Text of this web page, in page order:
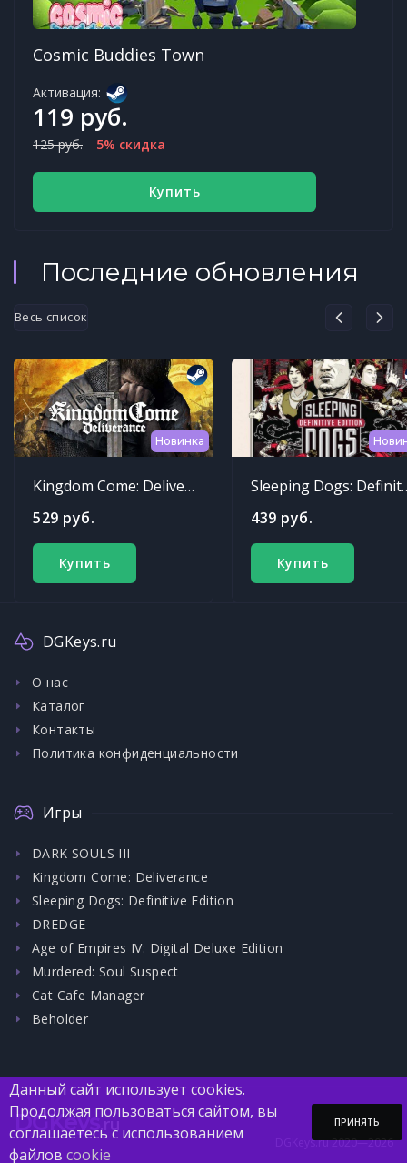
Cosmic Buddies Town
Активация:
119 руб.
125 руб. 5% скидка
Купить
Последние обновления
Весь список
Новинка
Kingdom Come: Deliverance
529 руб.
Купить
Sleeping
439 руб.
Купить
DGKeys.ru
О нас
Каталог
Контакты
Политика конфиденциальности
Игры
DARK SOULS III
Kingdom Come: Deliverance
Sleeping Dogs: Definitive Edition
DREDGE
Age of Empires IV: Digital Deluxe Edition
Murdered: Soul Suspect
Cat Cafe Manager
Beholder
DGKeys.ru
DGKeys.ru 2020—2026
Данный сайт использует cookies.
Продолжая пользоваться сайтом, вы
соглашаетесь с использованием
файлов cookie
ПРИНЯТЬ